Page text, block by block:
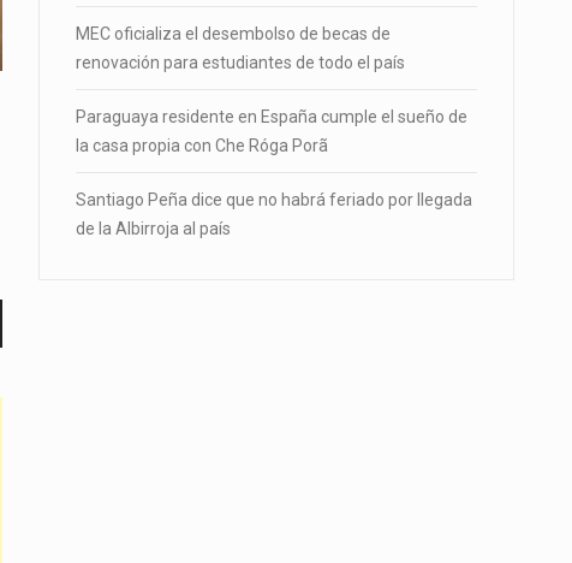
MEC oficializa el desembolso de becas de
renovación para estudiantes de todo el país
Paraguaya residente en España cumple el sueño de
la casa propia con Che Róga Porã
Santiago Peña dice que no habrá feriado por llegada
de la Albirroja al país